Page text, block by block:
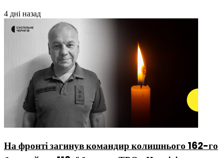
4 дні назад
На фронті загинув командир колишнього 162-го